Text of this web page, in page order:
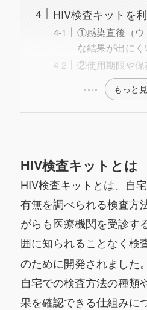
HIV検査キットを
①感染直後（ウ
な結果が出にく
②使用期限や保
もっと
HIV検査キットとは
HIV検査キットとは、自
有無を調べられる検査方
がらも医療機関を受診す
囲に知られることなく検
のために開発されました。
自宅での検査方法の種類
果を確認できる仕組みに